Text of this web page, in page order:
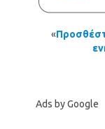
«
Ads by Google